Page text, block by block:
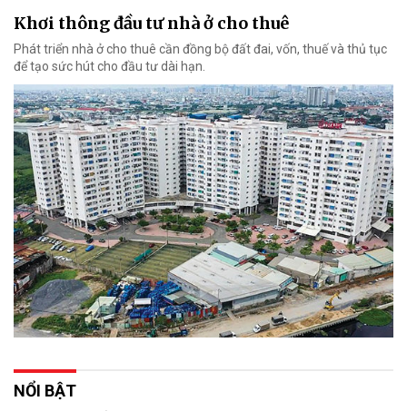
Khơi thông đầu tư nhà ở cho thuê
Phát triển nhà ở cho thuê cần đồng bộ đất đai, vốn, thuế và thủ tục
để tạo sức hút cho đầu tư dài hạn.
NỔI BẬT